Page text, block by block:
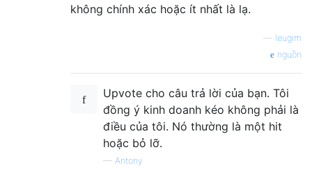
không chính xác hoặc ít nhất là lạ.
leugim
nguồn
Upvote cho câu trả lời của bạn. Tôi
đồng ý kinh doanh kéo không phải là
điều của tôi. Nó thường là một hit
hoặc bỏ lỡ.
— Antony